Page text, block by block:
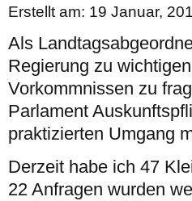
Erstellt am: 19 Januar,
Als
Regierung zu
Vorkommnissen zu
Parlament
praktizierten Umgang
Derzeit habe ich 47
22 Anfragen wurden